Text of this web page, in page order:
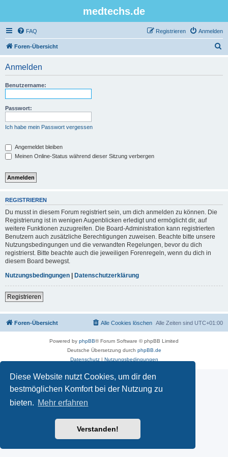
Diese Website nutzt Cookies, um dir den
bestmöglichen Komfort bei der Nutzung zu
bieten. Mehr erfahren
Verstanden!
medtechs.de
FAQ Anmelden
Registrieren
Foren-Übersicht
Anmelden
Benutzername:
Passwort:
Ich habe mein Passwort vergessen
Angemeldet bleiben
Meinen Online-Status während dieser Sitzung verbergen
REGISTRIEREN
Du musst in diesem Forum registriert sein, um dich anmelden zu können. Die
Registrierung ist in wenigen Augenblicken erledigt und ermöglicht dir, auf
weitere Funktionen zuzugreifen. Die Board-Administration kann registrierten
Benutzern auch zusätzliche Berechtigungen zuweisen. Beachte bitte unsere
Nutzungsbedingungen und die verwandten Regelungen, bevor du dich
registrierst. Bitte beachte auch die jeweiligen Forenregeln, wenn du dich in
diesem Board bewegst.
Nutzungsbedingungen | Datenschutzerklärung
Registrieren
Foren-Übersicht Alle Zeiten sind UTC+01:00
Alle Cookies löschen
Powered by phpBB® Forum Software © phpBB Limited
Deutsche Übersetzung durch phpBB.de
Datenschutz| Nutzungsbedingungen